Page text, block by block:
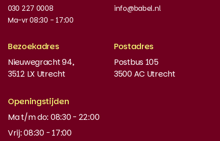
Nieuws en updates
Instaptoets
MyBabel
NT2
DUO-lening
030 227 0008
Ma-vr 08:30 - 17:00
info@babel.nl
Bezoekadres
Nieuwegracht 94,
3512 LX Utrecht
Postadres
Postbus 105
3500 AC Utrecht
Openingstijden
Ma t/m do: 08:30 - 22:00
Vrij: 08:30 - 17:00